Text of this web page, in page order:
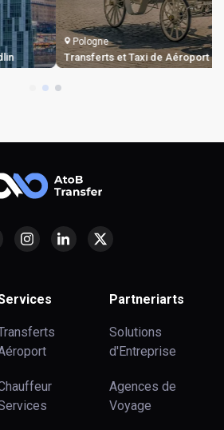
de Cracovie-Balice
Partneriarts
Solutions
d'Entreprise
Agences de
Voyage